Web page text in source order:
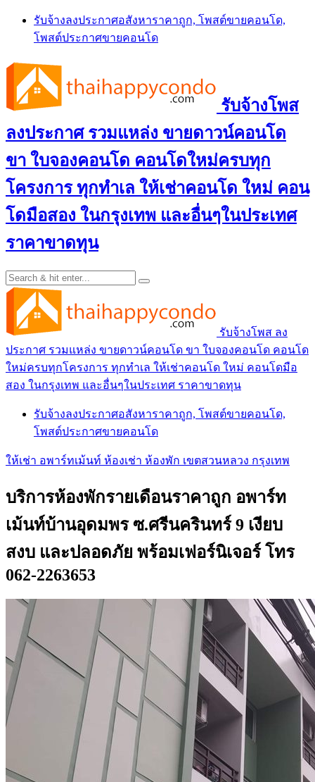
Skip
content
รับจ้างลงประกาศอสังหาราคาถูก, โพสต์ขายคอนโด,
โพสต์ประกาศขายคอนโด
รับจ้างโพส
ลงประกาศ รวมแหล่ง ขายดาวน์คอนโด
ขา ใบจองคอนโด คอนโดใหม่ครบทุก
โครงการ ทุกทำเล ให้เช่าคอนโด ใหม่ คอน
โดมือสอง ในกรุงเทพ และอื่นๆในประเทศ
ราคาขาดทุน
รับจ้างโพส ลง
ประกาศ รวมแหล่ง ขายดาวน์คอนโด ขา ใบจองคอนโด คอนโด
ใหม่ครบทุกโครงการ ทุกทำเล ให้เช่าคอนโด ใหม่ คอนโดมือ
สอง ในกรุงเทพ และอื่นๆในประเทศ ราคาขาดทุน
รับจ้างลงประกาศอสังหาราคาถูก, โพสต์ขายคอนโด,
โพสต์ประกาศขายคอนโด
ให้เช่า อพาร์ทเม้นท์ ห้องเช่า ห้องพัก เขตสวนหลวง กรุงเทพ
บริการห้องพักรายเดือนราคาถูก อพาร์ท
เม้นท์บ้านอุดมพร ซ.ศรีนครินทร์ 9 เงียบ
สงบ และปลอดภัย พร้อมเฟอร์นิเจอร์ โทร
062-2263653